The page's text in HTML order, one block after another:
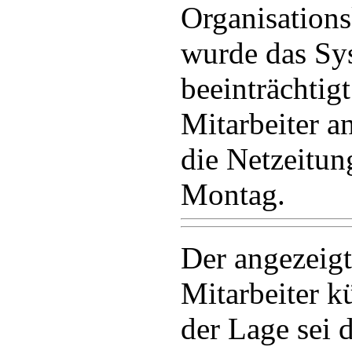
wurde das
Mitarbeiter
die
Montag.
Der
Mitarbeiter
der Lage sei